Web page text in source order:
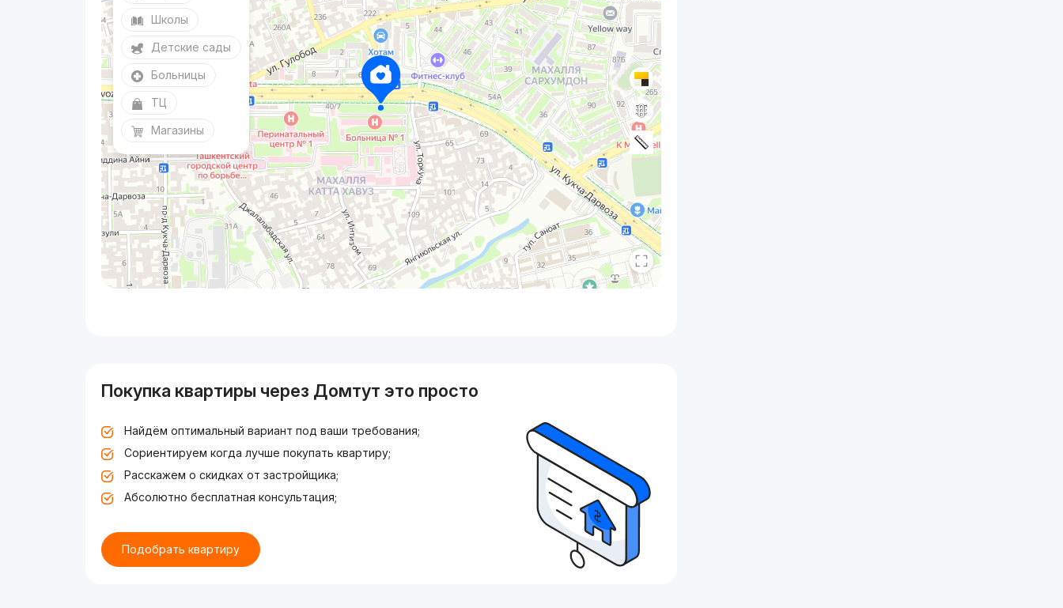
Школы
Детские сады
Больницы
ТЦ
Магазины
Покупка квартиры через Домтут это просто
Найдём оптимальный вариант под ваши требования;
Сориентируем когда лучше покупать квартиру;
Расскажем о скидках от застройщика;
Абсолютно бесплатная консультация;
Подобрать квартиру